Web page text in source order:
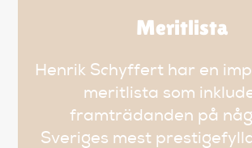
Meritlista
Henrik Schyffert har en
meritlista som
framträdanden på
Sveriges mest